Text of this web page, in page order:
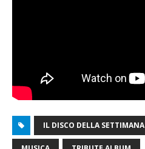
IL DISCO DELLA SETTIMANA